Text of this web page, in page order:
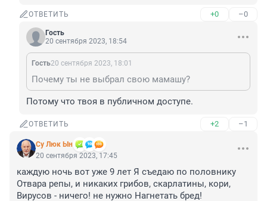
ОТВЕТИТЬ +0 –0
Гость
20 сентября 2023, 18:54
Гость20 сентября 2023, 18:01
Почему ты не выбрал свою мамашу?
Потому что твоя в публичном доступе.
ОТВЕТИТЬ +2 –1
Су Люк Ын
20 сентября 2023, 17:45
каждую ночь вот уже 9 лет Я съедаю по половнику
Отвара репы, и никаких грибов, скарлатины, кори,
Вирусов - ничего! не нужно Нагнетать бред!